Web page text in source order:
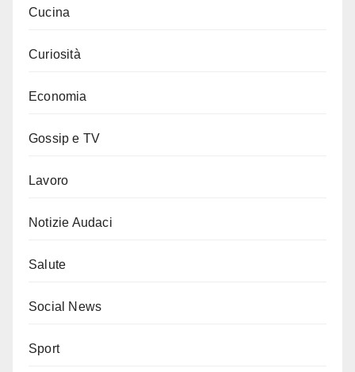
Cucina
Curiosità
Economia
Gossip e TV
Lavoro
Notizie Audaci
Salute
Social News
Sport